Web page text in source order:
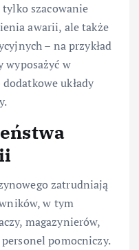
szacowanie
awarii, ale także
– na przykład
wyposażyć w
układy
zatrudniają
w tym
magazynierów,
pomocniczy.